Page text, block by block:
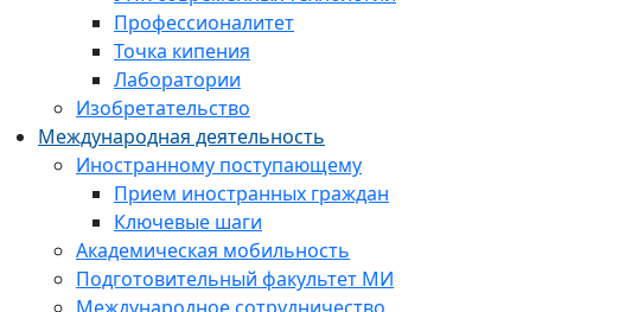
Профессионалитет
Точка кипения
Лаборатории
Изобретательство
Международная деятельность
Иностранному поступающему
Прием иностранных граждан
Ключевые шаги
Академическая мобильность
Подготовительный факультет МИ